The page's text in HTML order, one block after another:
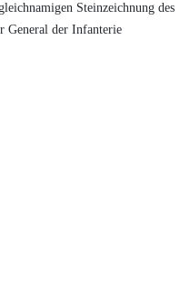
Steinzeichnung des
General der Infanterie